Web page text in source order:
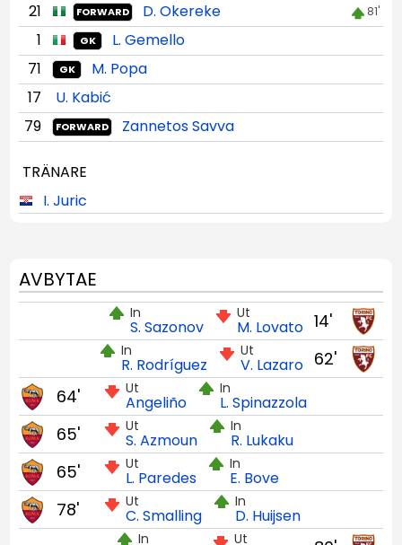
21 FORWARD D. Okereke 81'
1 GK
L. Gemello
71
GK
M. Popa
17
U. Kabić
79
FORWARD Zannetos Savva
TRÄNARE
I. Juric
AVBYTAE
14'
Ut
M. Lovato
In
S. Sazonov
62'
Ut
V. Lazaro
In
R. Rodríguez
Ut
Angeliño
In
L. Spinazzola
64'
Ut
S. Azmoun
In
R. Lukaku
65'
Ut
L. Paredes
In
E. Bove
65'
Ut
C. Smalling
In
D. Huijsen
78'
Ut
In